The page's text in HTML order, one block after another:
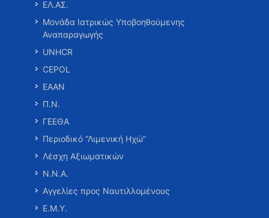
ΕΛ.ΑΣ.
Μονάδα Ιατρικώς Υποβοηθούμενης
Αναπαραγωγής
UNHCR
CEPOL
ΕΑΑΝ
Π.Ν.
ΓΕΕΘΑ
Περιοδικό “Λιμενική Ηχώ”
Λέσχη Αξιωματικών
Ν.Ν.Α.
Αγγελίες προς Ναυτιλλομένους
Ε.Μ.Υ.